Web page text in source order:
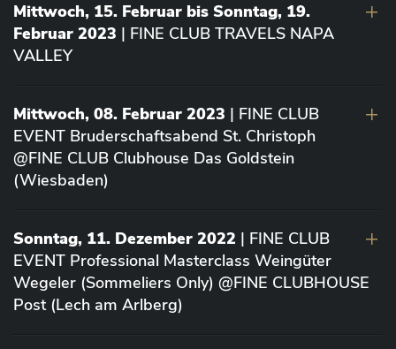
Mittwoch, 15. Februar bis Sonntag, 19.
Februar 2023 | FINE CLUB TRAVELS NAPA
VALLEY
Mittwoch, 08. Februar 2023 | FINE CLUB
EVENT Bruderschaftsabend St. Christoph
@FINE CLUB Clubhouse Das Goldstein
(Wiesbaden)
Sonntag, 11. Dezember 2022 | FINE CLUB
EVENT Professional Masterclass Weingüter
Wegeler (Sommeliers Only) @FINE CLUBHOUSE
Post (Lech am Arlberg)